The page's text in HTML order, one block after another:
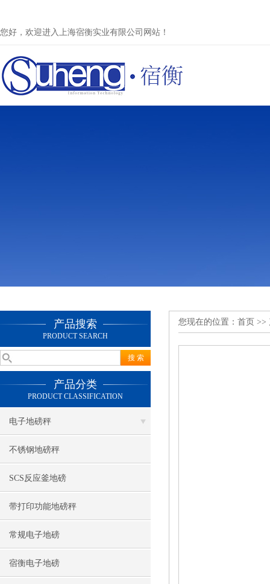
您好，欢迎进入上海宿衡实业有限公司网站！
产品搜索
PRODUCT SEARCH
产品分类
PRODUCT CLASSIFICATION
电子地磅秤
不锈钢地磅秤
SCS反应釜地磅
带打印功能地磅秤
常规电子地磅
宿衡电子地磅
您现在的位置： 首页 >>